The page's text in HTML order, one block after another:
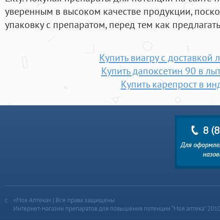
уверенным в высоком качестве продукции,
упаковку с препаратом, перед тем как
Купить виагру с
Купить дапоксетин 90 в
Купить карепрост в
«Моя Аптека» | Все права защищены
Интернет-магазин препаратов для повышения потенции “Моя аптека”